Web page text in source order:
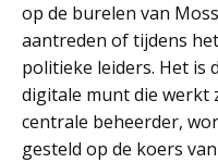
op de burelen van
aantreden of tijdens
politieke leiders. Het is
digitale munt die werkt
centrale beheerder,
gesteld op de koers